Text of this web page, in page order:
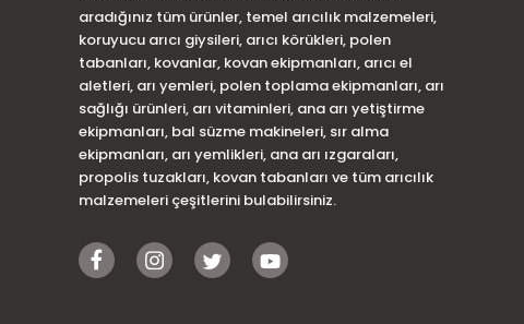
aradığınız tüm ürünler, temel arıcılık malzemeleri,
koruyucu arıcı giysileri, arıcı körükleri, polen
tabanları, kovanlar, kovan ekipmanları, arıcı el
aletleri, arı yemleri, polen toplama ekipmanları, arı
sağlığı ürünleri, arı vitaminleri, ana arı yetiştirme
ekipmanları, bal süzme makineleri, sır alma
ekipmanları, arı yemlikleri, ana arı ızgaraları,
propolis tuzakları, kovan tabanları ve tüm arıcılık
malzemeleri çeşitlerini bulabilirsiniz.